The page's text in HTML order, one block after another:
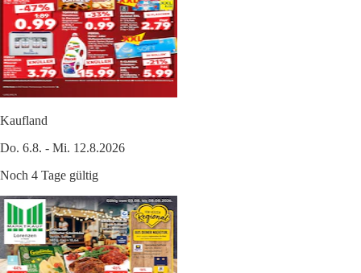
Kaufland
Do. 6.8. - Mi. 12.8.2026
Noch 4 Tage gültig